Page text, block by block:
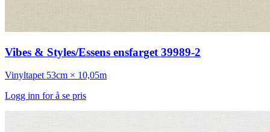
Vibes & Styles/Essens ensfarget 39989-2
Vinyltapet 53cm × 10,05m
Logg inn for å se pris